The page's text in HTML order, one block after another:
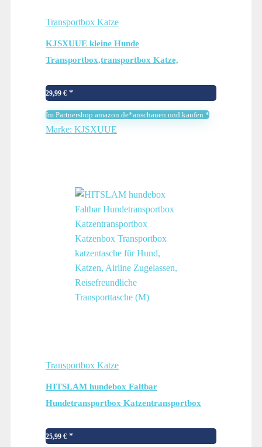
Transportbox Katze
KJSXUUE kleine Hunde
Transportbox,transportbox Katze,
Verstellbarem, Katzentransportkäfig mit
Abnehmbarer Plüschmatratze (Grau)
29,99 €
Im Partnershop amazon.de*anschauen und kaufen *
Marke: KJSXUUE
Transportbox Katze
HITSLAM hundebox Faltbar
Hundetransportbox Katzentransportbox
Hund, Katzen, Airline Zugelassen,
25,99 €